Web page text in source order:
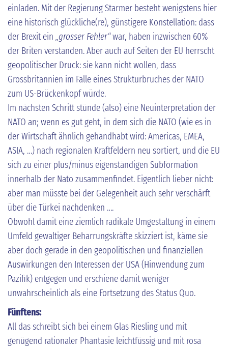
einladen. Mit der Regierung Starmer besteht wenigstens hier
eine historisch glückliche(re), günstigere Konstellation: dass
der Brexit ein „grosser Fehler“war, haben inzwischen 60%
der Briten verstanden. Aber auch auf Seiten der EU herrscht
geopolitischer Druck: sie kann nicht wollen, dass
Grossbritannien im Falle eines Strukturbruches der NATO
zum US-Brückenkopf würde.
Im nächsten Schritt stünde (also) eine Neuinterpretation der
NATO an; wenn es gut geht, in dem sich die NATO (wie es in
der Wirtschaft ähnlich gehandhabt wird: Americas, EMEA,
ASIA, …) nach regionalen Kraftfeldern neu sortiert, und die EU
sich zu einer plus/minus eigenständigen Subformation
innerhalb der Nato zusammenfindet. Eigentlich lieber nicht:
aber man müsste bei der Gelegenheit auch sehr verschärft
über die Türkei nachdenken ….
Obwohl damit eine ziemlich radikale Umgestaltung in einem
Umfeld gewaltiger Beharrungskräfte skizziert ist, käme sie
aber doch gerade in den geopolitischen und finanziellen
Auswirkungen den Interessen der USA (Hinwendung zum
Pazifik) entgegen und erschiene damit weniger
unwahrscheinlich als eine Fortsetzung des Status Quo.
Fünftens:
All das schreibt sich bei einem Glas Riesling und mit
genügend rationaler Phantasie leichtfüssig und mit rosa